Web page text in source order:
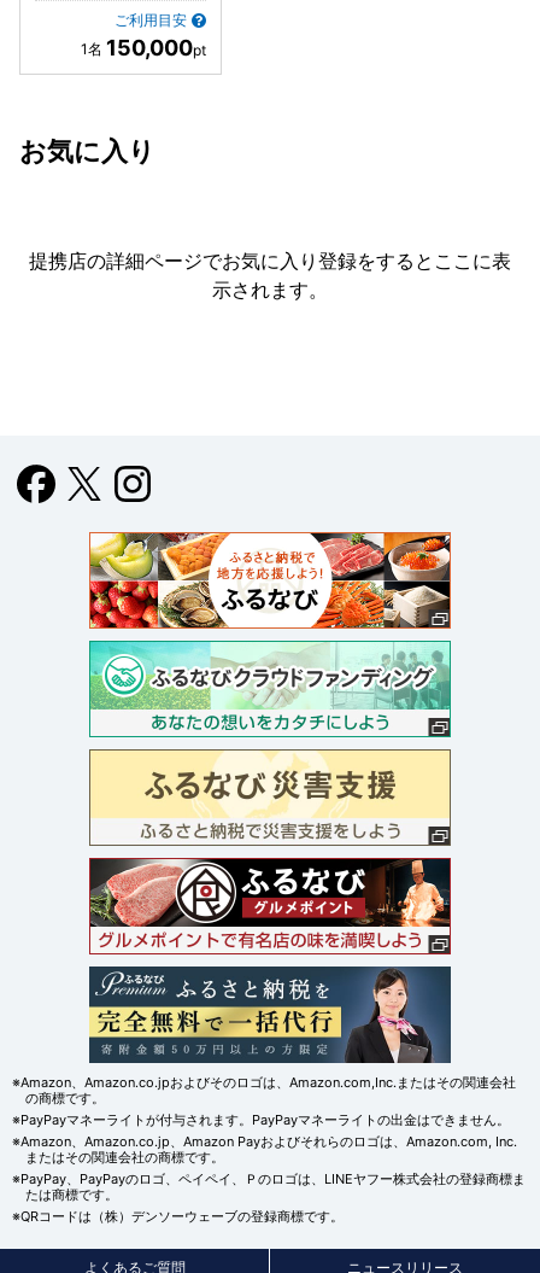
ご利用目安
150,000
お気に入り
提携店の詳細ページでお気に入り登録をすると ここに表
示されます。
※Amazon、Amazon.co.jpおよびそのロゴは、Amazon.com,Inc.またはその関連会社
の商標です。
※PayPayマネーライトが付与されます。PayPayマネーライトの出金はできません。
※Amazon、Amazon.co.jp、Amazon Payおよびそれらのロゴは、Amazon.com, Inc.
またはその関連会社の商標です。
※PayPay、PayPayのロゴ、ペイペイ、Ｐのロゴは、LINEヤフー株式会社の登録商標ま
たは商標です。
※QRコードは（株）デンソーウェーブの登録商標です。
よくあるご質問 ニュースリリース